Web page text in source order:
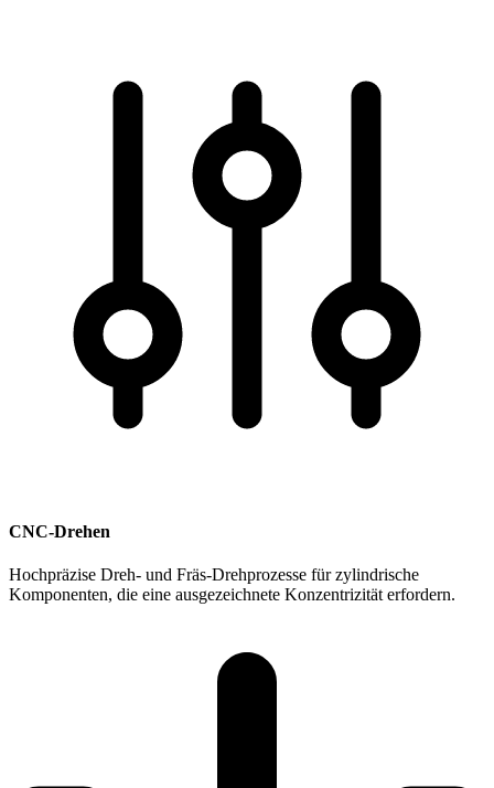
CNC-Drehen
Hochpräzise Dreh- und Fräs-Drehprozesse für zylindrische
Komponenten, die eine ausgezeichnete Konzentrizität erfordern.